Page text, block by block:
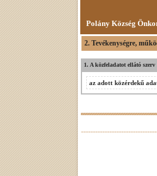
Polány Község
2. Tevékenységre,
1. A közfeladatot ellátó
az adott közérdekű